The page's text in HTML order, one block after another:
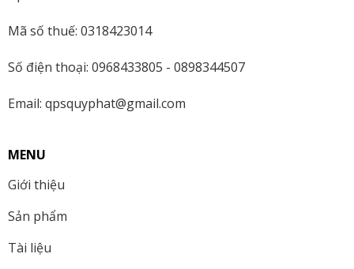
Mã số thuế: 0318423014
Số điện thoại: 0968433805 - 0898344507
Email: qpsquyphat@gmail.com
MENU
Giới thiệu
Sản phẩm
Tài liệu